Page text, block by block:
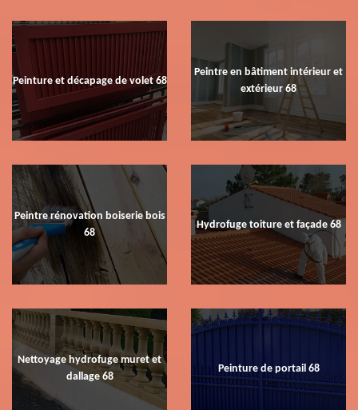
Peinture et décapage de volet 68
Peintre en bâtiment intérieur et
extérieur 68
Peintre rénovation boiserie bois
68
Hydrofuge toiture et façade 68
Nettoyage hydrofuge muret et
dallage 68
Peinture de portail 68